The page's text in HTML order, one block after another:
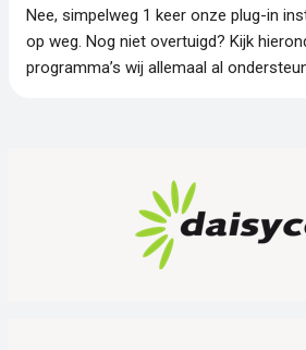
Nee, simpelweg 1 keer onze plug-in
op weg. Nog niet overtuigd? Kijk
programma’s wij allemaal al